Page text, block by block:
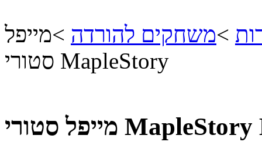
>משחקים להורדה >מייפל
סטורי MapleStory
מייפל סטורי MapleStory